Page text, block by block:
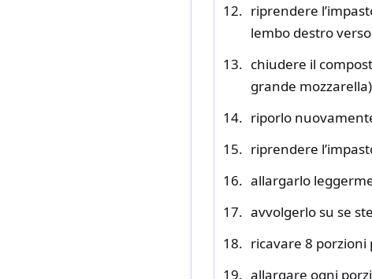
riprendere
lembo destro
chiudere il
grande mozzarella)
riporlo
riprendere
allargarlo
avvolgerlo su se
ricavare 8
allargare ogni